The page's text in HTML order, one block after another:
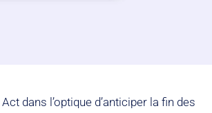
dans l’optique d’anticiper la fin des